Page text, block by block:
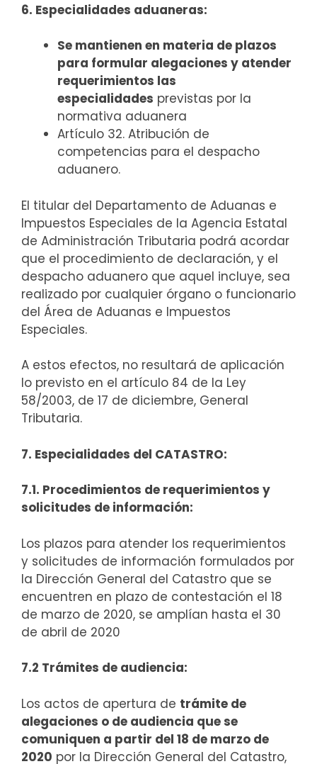
6. Especialidades aduaneras:
Se mantienen en materia de plazos
para formular alegaciones y atender
requerimientos las
especialidades previstas por la
normativa aduanera
Artículo 32. Atribución de
competencias para el despacho
aduanero.
El titular del Departamento de Aduanas e
Impuestos Especiales de la Agencia Estatal
de Administración Tributaria podrá acordar
que el procedimiento de declaración, y el
despacho aduanero que aquel incluye, sea
realizado por cualquier órgano o funcionario
del Área de Aduanas e Impuestos
Especiales.
A estos efectos, no resultará de aplicación
lo previsto en el artículo 84 de la Ley
58/2003, de 17 de diciembre, General
Tributaria.
7. Especialidades del CATASTRO:
7.1. Procedimientos de requerimientos y
solicitudes de información:
Los plazos para atender los requerimientos
y solicitudes de información formulados por
la Dirección General del Catastro que se
encuentren en plazo de contestación el 18
de marzo de 2020, se amplían hasta el 30
de abril de 2020
7.2 Trámites de audiencia:
Los actos de apertura de trámite de
alegaciones o de audiencia que se
comuniquen a partir del 18 de marzo de
2020 por la Dirección General del Catastro,